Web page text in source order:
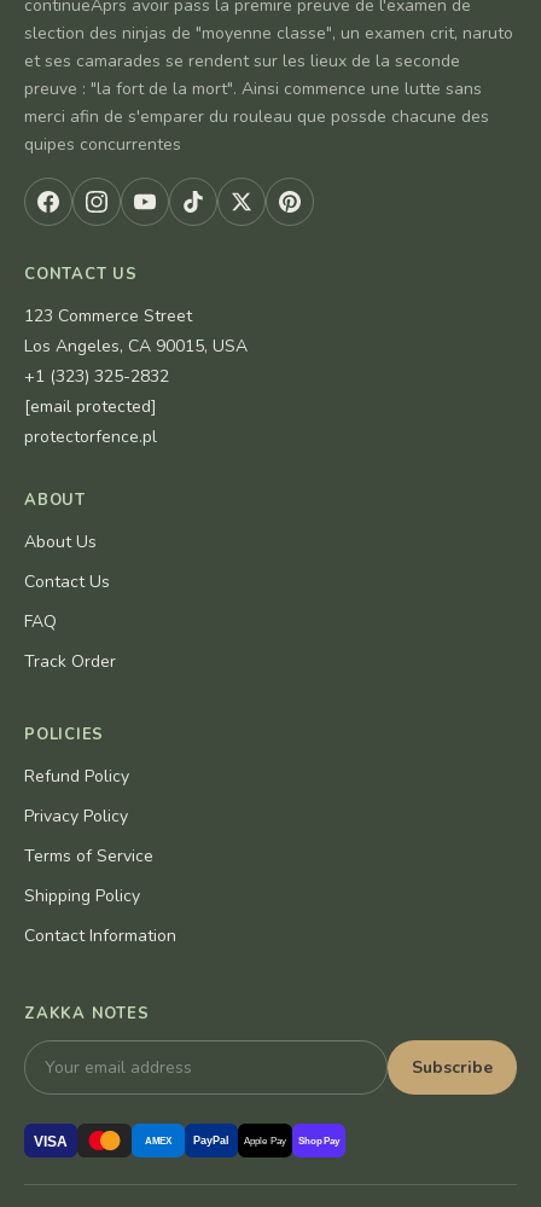
continueAprs avoir pass la premire preuve de l'examen de
slection des ninjas de "moyenne classe", un examen crit, naruto
et ses camarades se rendent sur les lieux de la seconde
preuve : "la fort de la mort". Ainsi commence une lutte sans
merci afin de s'emparer du rouleau que possde chacune des
quipes concurrentes
CONTACT US
123 Commerce Street
Los Angeles, CA 90015, USA
+1 (323) 325-2832
[email protected]
protectorfence.pl
ABOUT
About Us
Contact Us
FAQ
Track Order
POLICIES
Refund Policy
Privacy Policy
Terms of Service
Shipping Policy
Contact Information
ZAKKA NOTES
Subscribe
VISA AMEX PayPal Apple Pay Shop Pay